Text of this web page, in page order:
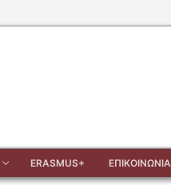
ERASMUS+ ΕΠΙΚΟΙΝΩΝΙΑ